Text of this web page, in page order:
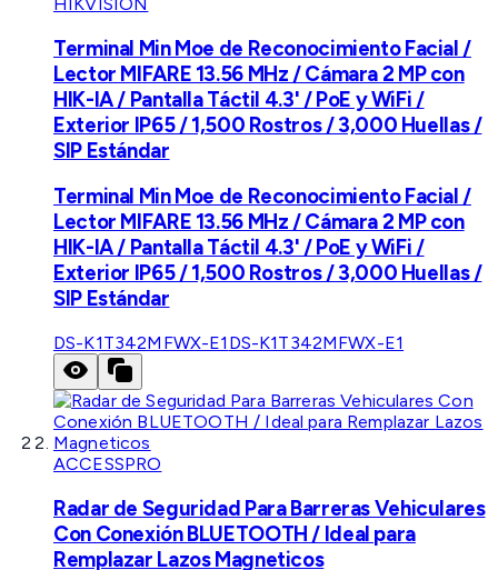
Terminal Min Moe de Reconocimiento Facial /
Lector MIFARE 13.56 MHz / Cámara 2 MP con
HIK-IA / Pantalla Táctil 4.3' / PoE y WiFi /
Exterior IP65 / 1,500 Rostros / 3,000 Huellas /
SIP Estándar
Terminal Min Moe de Reconocimiento Facial /
Lector MIFARE 13.56 MHz / Cámara 2 MP con
HIK-IA / Pantalla Táctil 4.3' / PoE y WiFi /
Exterior IP65 / 1,500 Rostros / 3,000 Huellas /
SIP Estándar
DS-K1T342MFWX-E1 DS-K1T342MFWX-E1
ACCESSPRO
Radar de Seguridad Para Barreras Vehiculares
Con Conexión BLUETOOTH / Ideal para
Remplazar Lazos Magneticos